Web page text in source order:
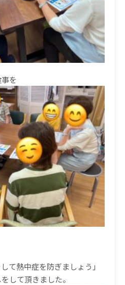
を
て熱中症を防ぎましょう」
して頂きました。